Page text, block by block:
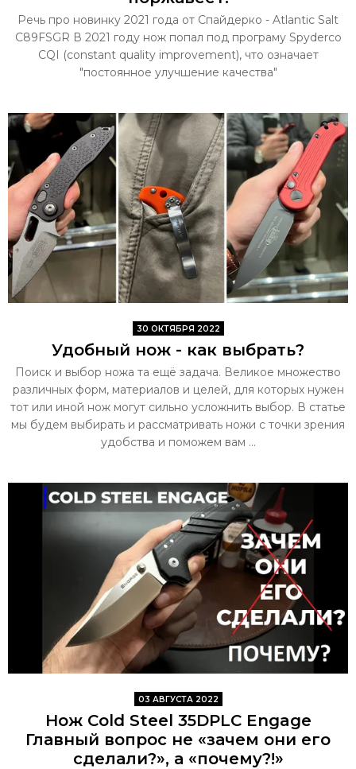
Речь про новинку 2021 года от Спайдерко - Atlantic Salt
C89FSGR В 2021 году нож попал под програму Spyderco
CQI (constant quality improvement), что означает
"постоянное улучшение качества"
30 ОКТЯБРЯ 2022
Удобный нож - как выбрать?
Поиск и выбор ножа та ещё задача. Великое множество
различных форм, материалов и целей, для которых нужен
тот или иной нож могут сильно усложнить выбор. В статье
мы будем выбирать и рассматривать ножи с точки зрения
удобства и поможем вам ...
03 АВГУСТА 2022
Нож Cold Steel 35DPLC Engage
Главный вопрос не «зачем они его
сделали?», а «почему?!»